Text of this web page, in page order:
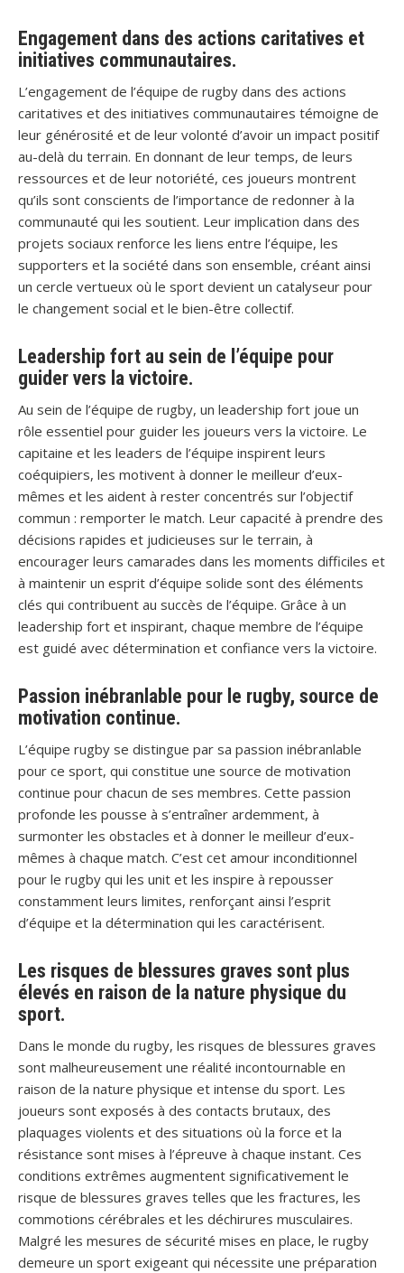
Engagement dans des actions caritatives et
initiatives communautaires.
L’engagement de l’équipe de rugby dans des actions
caritatives et des initiatives communautaires témoigne de
leur générosité et de leur volonté d’avoir un impact positif
au-delà du terrain. En donnant de leur temps, de leurs
ressources et de leur notoriété, ces joueurs montrent
qu’ils sont conscients de l’importance de redonner à la
communauté qui les soutient. Leur implication dans des
projets sociaux renforce les liens entre l’équipe, les
supporters et la société dans son ensemble, créant ainsi
un cercle vertueux où le sport devient un catalyseur pour
le changement social et le bien-être collectif.
Leadership fort au sein de l’équipe pour
guider vers la victoire.
Au sein de l’équipe de rugby, un leadership fort joue un
rôle essentiel pour guider les joueurs vers la victoire. Le
capitaine et les leaders de l’équipe inspirent leurs
coéquipiers, les motivent à donner le meilleur d’eux-
mêmes et les aident à rester concentrés sur l’objectif
commun : remporter le match. Leur capacité à prendre des
décisions rapides et judicieuses sur le terrain, à
encourager leurs camarades dans les moments difficiles et
à maintenir un esprit d’équipe solide sont des éléments
clés qui contribuent au succès de l’équipe. Grâce à un
leadership fort et inspirant, chaque membre de l’équipe
est guidé avec détermination et confiance vers la victoire.
Passion inébranlable pour le rugby, source de
motivation continue.
L’équipe rugby se distingue par sa passion inébranlable
pour ce sport, qui constitue une source de motivation
continue pour chacun de ses membres. Cette passion
profonde les pousse à s’entraîner ardemment, à
surmonter les obstacles et à donner le meilleur d’eux-
mêmes à chaque match. C’est cet amour inconditionnel
pour le rugby qui les unit et les inspire à repousser
constamment leurs limites, renforçant ainsi l’esprit
d’équipe et la détermination qui les caractérisent.
Les risques de blessures graves sont plus
élevés en raison de la nature physique du
sport.
Dans le monde du rugby, les risques de blessures graves
sont malheureusement une réalité incontournable en
raison de la nature physique et intense du sport. Les
joueurs sont exposés à des contacts brutaux, des
plaquages violents et des situations où la force et la
résistance sont mises à l’épreuve à chaque instant. Ces
conditions extrêmes augmentent significativement le
risque de blessures graves telles que les fractures, les
commotions cérébrales et les déchirures musculaires.
Malgré les mesures de sécurité mises en place, le rugby
demeure un sport exigeant qui nécessite une préparation